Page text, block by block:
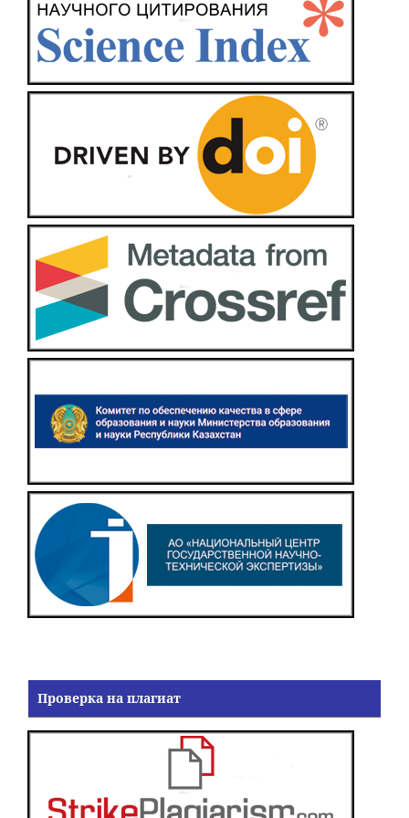
Проверка на плагиат